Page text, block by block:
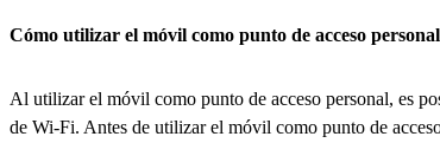
Cómo utilizar el móvil como punto de acceso personal
Al utilizar el móvil como punto de acceso personal, es
de Wi-Fi. Antes de utilizar el móvil como punto de